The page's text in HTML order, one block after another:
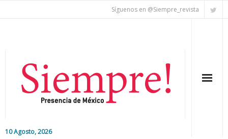
Síguenos en @Siempre_revista
10 Agosto, 2026